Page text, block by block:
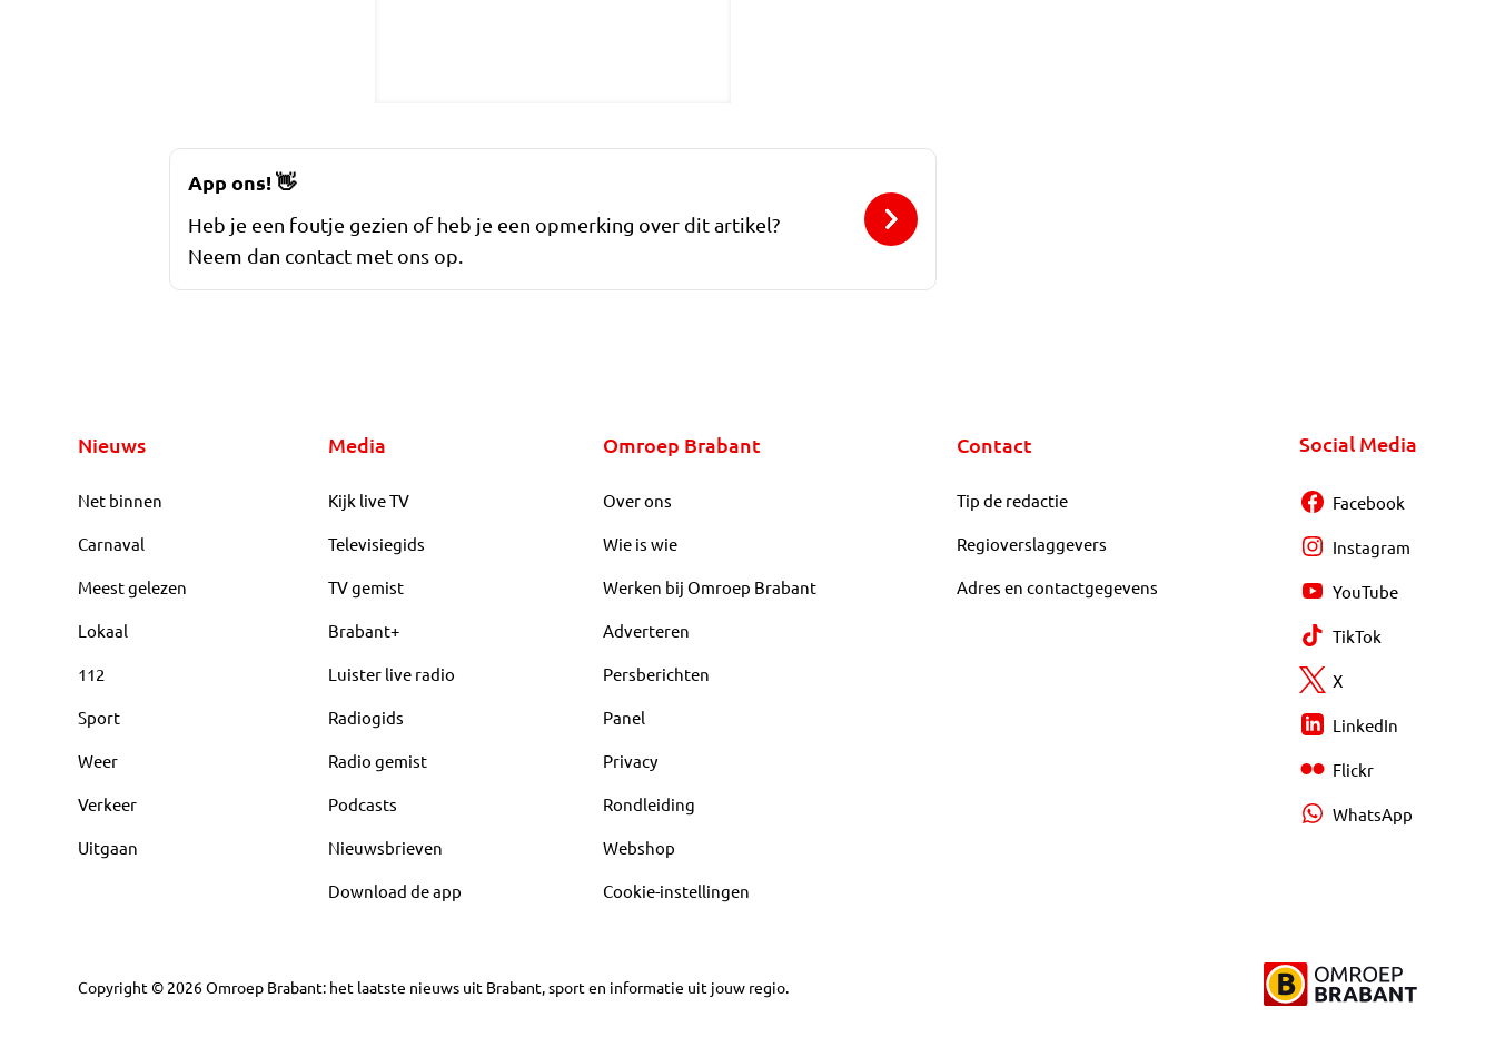
App ons!👋
Heb je een foutje gezien of heb je een opmerking over dit artikel?
Neem dan contact met ons op.
Nieuws
Net binnen
Carnaval
Meest gelezen
Lokaal
112
Sport
Weer
Verkeer
Uitgaan
Media
Kijk live TV
Televisiegids
TV gemist
Brabant+
Luister live radio
Radiogids
Radio gemist
Podcasts
Nieuwsbrieven
Download de app
Omroep Brabant
Over ons
Wie is wie
Werken bij Omroep Brabant
Adverteren
Persberichten
Panel
Privacy
Rondleiding
Webshop
Cookie-instellingen
Contact
Tip de redactie
Regioverslaggevers
Adres en contactgegevens
Social Media
Facebook
Instagram
YouTube
TikTok
X
LinkedIn
Flickr
WhatsApp
Copyright © 2026Omroep Brabant: het laatste nieuws uit Brabant, sport en informatie uit jouw regio.